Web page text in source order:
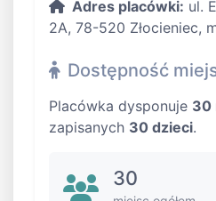
Adres placówki: ul.
2A, 78-520 Złocieniec,
Dostępność
Placówka dysponuje 30
zapisanych 30 dzieci.
30